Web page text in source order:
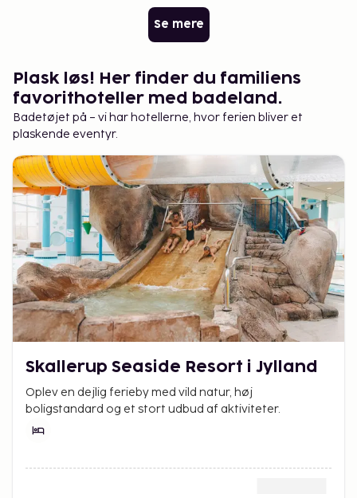
Se mere
Plask løs! Her finder du familiens
favorithoteller med badeland.
Badetøjet på – vi har hotellerne, hvor ferien bliver et
plaskende eventyr.
Skallerup Seaside Resort i Jylland
Oplev en dejlig ferieby med vild natur, høj
boligstandard og et stort udbud af aktiviteter.